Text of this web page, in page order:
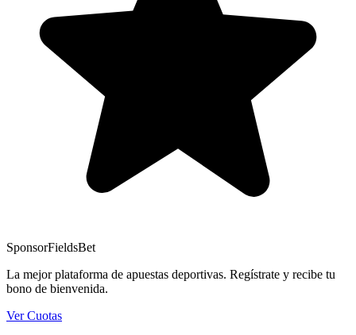
SponsorFieldsBet
La mejor plataforma de apuestas deportivas. Regístrate y recibe tu
bono de bienvenida.
Ver Cuotas